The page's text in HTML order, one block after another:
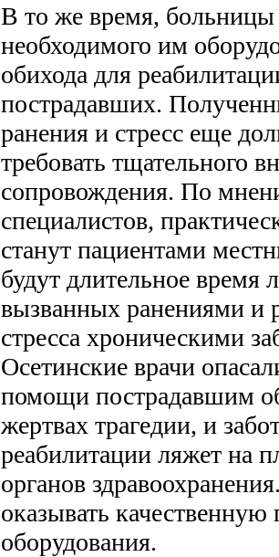
В то же время,
необходимого им
обихода для
пострадавших.
ранения и стресс еще
требовать тщательного
сопровождения. По
специалистов,
станут пациентами
будут длительное время
вызванных ранениями и
стресса хроническими
Осетинские врачи
помощи пострадавшим
жертвах трагедии, и
реабилитации ляжет на
органов
оказывать
оборудования.